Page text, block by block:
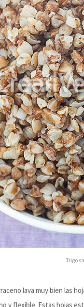
Trigo
lava muy bien las
y flexible. Estas hojas